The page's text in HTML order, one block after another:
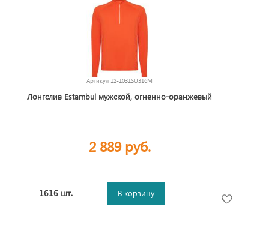
Артикул 12-1031SU316M
Лонгслив Estambul мужской, огненно-оранжевый
2 889 руб.
1616 шт. В корзину